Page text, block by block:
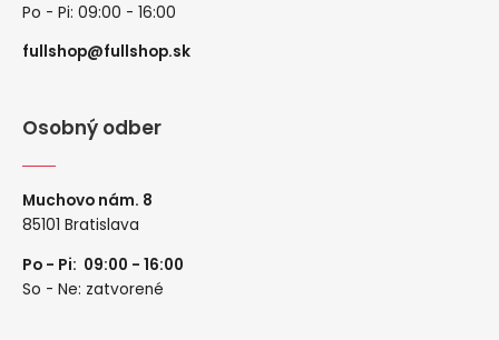
Po - Pi: 09:00 - 16:00
fullshop@fullshop.sk
Osobný odber
Muchovo nám. 8
85101 Bratislava
Po - Pi: 09:00 - 16:00
So - Ne: zatvorené